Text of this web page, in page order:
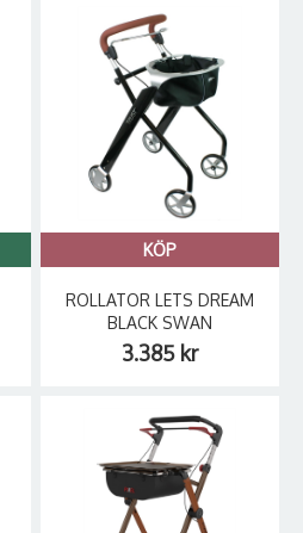
KÖP
ROLLATOR LETS DREAM
BLACK SWAN
3.385 kr